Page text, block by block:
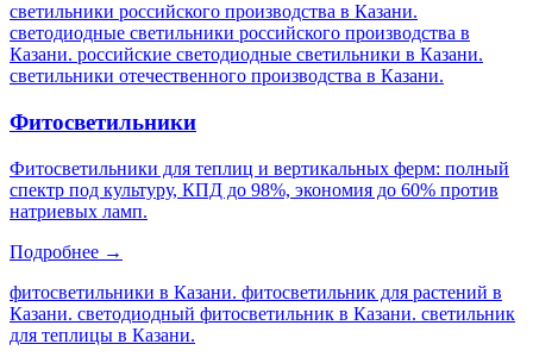
светильники российского производства в Казани.
светодиодные светильники российского производства в
Казани. российские светодиодные светильники в Казани.
светильники отечественного производства в Казани.
Фитосветильники
Фитосветильники для теплиц и вертикальных ферм: полный
спектр под культуру, КПД до 98%, экономия до 60% против
натриевых ламп.
Подробнее →
фитосветильники в Казани. фитосветильник для растений в
Казани. светодиодный фитосветильник в Казани. светильник
для теплицы в Казани.